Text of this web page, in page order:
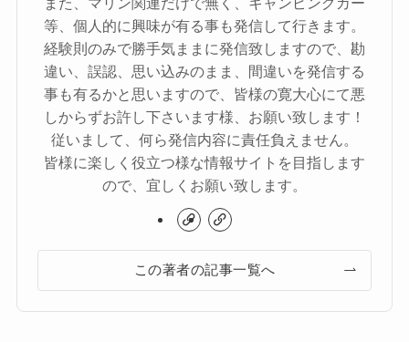
等、個人的に興味が有る事も発信して行きます。
経験則のみで勝手気ままに発信致しますので、勘
違い、誤認、思い込みのまま、間違いを発信する
事も有るかと思いますので、皆様の寛大心にて悪
しからずお許し下さいます様、お願い致します！
従いまして、何ら発信内容に責任負えません。
皆様に楽しく役立つ様な情報サイトを目指します
ので、宜しくお願い致します。
この著者の記事一覧へ